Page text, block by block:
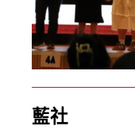
藍社